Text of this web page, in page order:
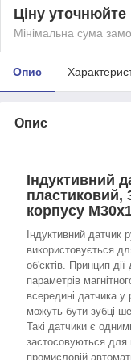
Ціну уточнюйте
Мінімальна сума
Опис
Опис
Індуктивний
пластиковий,
корпусу
Індуктивний
використовується
об'єктів. Принцип дії
параметрів
всередині датчика
можуть бути зубці
Такі датчики є
застосовуються для
промисловій